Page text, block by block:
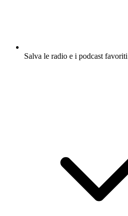
Salva le radio e i podcast favoriti